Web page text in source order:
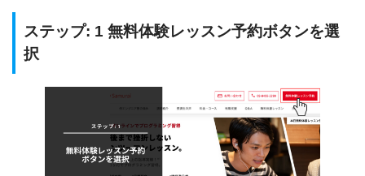
ステップ: 1 無料体験レッスン予約ボタンを選
択